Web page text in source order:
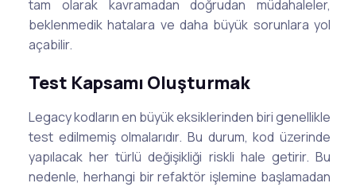
tam olarak kavramadan doğrudan müdahaleler,
beklenmedik hatalara ve daha büyük sorunlara yol
açabilir.
Test Kapsamı Oluşturmak
Legacy kodların en büyük eksiklerinden biri genellikle
test edilmemiş olmalarıdır. Bu durum, kod üzerinde
yapılacak her türlü değişikliği riskli hale getirir. Bu
nedenle, herhangi bir refaktör işlemine başlamadan